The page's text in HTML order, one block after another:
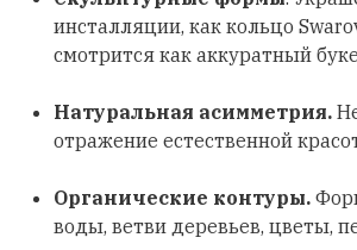
инсталляции, как кольцо
смотрится как аккуратный
Натуральная асимметрия.
отражение естественной
Органические контуры.
воды, ветви деревьев, цветы,